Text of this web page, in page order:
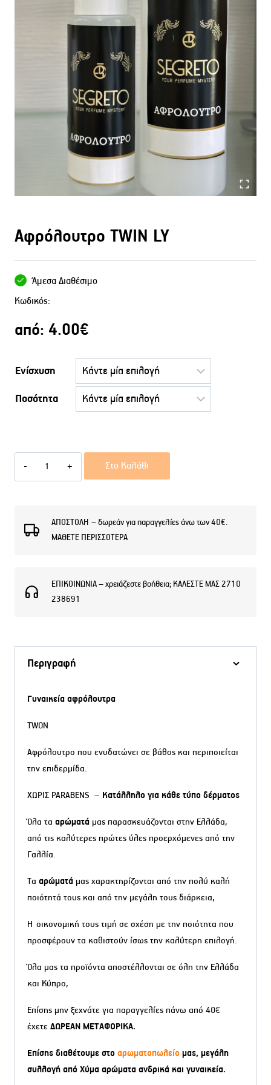
Αφρόλουτρο TWIN LY
Άμεσα Διαθέσιμο
Κωδικός:
από: 4.00€
Ενίσχυση
Ποσότητα
Αφρόλουτρο
TWIN
ποσότητα
Στο Καλάθι
ΑΠΟΣΤΟΛΗ – δωρεάν για παραγγελίες άνω των 40€.
ΜΑΘΕΤΕ ΠΕΡΙΣΣΟΤΕΡΑ
ΕΠΙΚΟΙΝΩΝΙΑ – χρειάζεστε βοήθεια; ΚΑΛΕΣΤΕ ΜΑΣ 2710
238691
Περιγραφή
Γυναικεία αφρόλουτρα
TWON
Αφρόλουτρο που ενυδατώνει σε βάθος και περιποιείται
την επιδερμίδα.
ΧΩΡΙΣ PARABENS – Κατάλληλο για κάθε τύπο δέρματος
Όλα τα αρώματά μας παρασκευάζονται στην Ελλάδα,
από τις καλύτερες πρώτες ύλες προερχόμενες από την
Γαλλία.
Τα αρώματά μας χαρακτηρίζονται από την πολύ καλή
ποιότητά τους και από την μεγάλη τους διάρκεια,
Η οικονομική τους τιμή σε σχέση με την ποιότητα που
προσφέρουν τα καθιστούν ίσως την καλύτερη επιλογή.
Όλα μας τα προϊόντα αποστέλλονται σε όλη την Ελλάδα
και Κύπρο,
Επίσης μην ξεχνάτε για παραγγελίες πάνω από 40€
έχετε ΔΩΡΕΑΝ ΜΕΤΑΦΟΡΙΚΑ.
Επίσης διαθέτουμε στο αρωματοπωλείο μας, μεγάλη
συλλογή από Χύμα αρώματα ανδρικά και γυναικεία.